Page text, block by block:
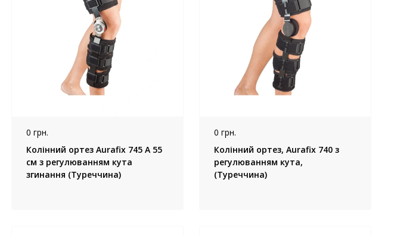
0 грн.
Колінний ортез Aurafix 745 А 55
см з регулюванням кута
згинання (Туреччина)
0 грн.
Колінний ортез, Aurafix 740 з
регулюванням кута,
(Туреччина)